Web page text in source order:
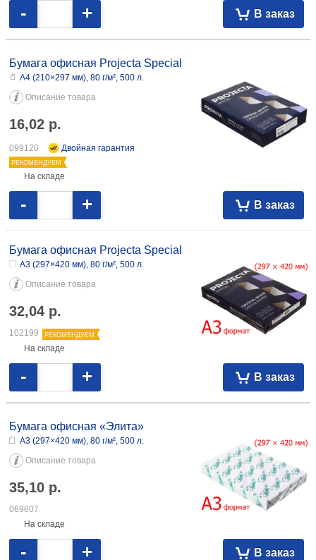
В заказ
- +
Бумага офисная Projecta Special
А4 (210×297 мм), 80 г/м², 500 л.
Описание товара
16,02 р.
099120 Двойная гарантия
РЕКОМЕНДУЕМ
На складе
В заказ
- +
Бумага офисная Projecta Special
А3 (297×420 мм), 80 г/м², 500 л.
Описание товара
32,04 р.
102199 РЕКОМЕНДУЕМ
На складе
В заказ
- +
Бумага офисная «Элита»
А3 (297×420 мм), 80 г/м², 500 л.
Описание товара
35,10 р.
069607
На складе
В заказ
- +